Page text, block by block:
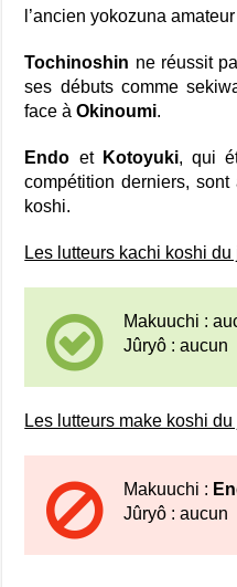
l’ancien yokozuna amateur
Tochinoshin ne réussit
ses débuts comme
face àOkinoumi.
Endo et Kotoyuki, qui
compétition derniers,
koshi.
Les lutteurs kachi koshi du
Makuuchi :
Jûryô : aucun
Les lutteurs make koshi
Makuuchi :
Jûryô : aucun